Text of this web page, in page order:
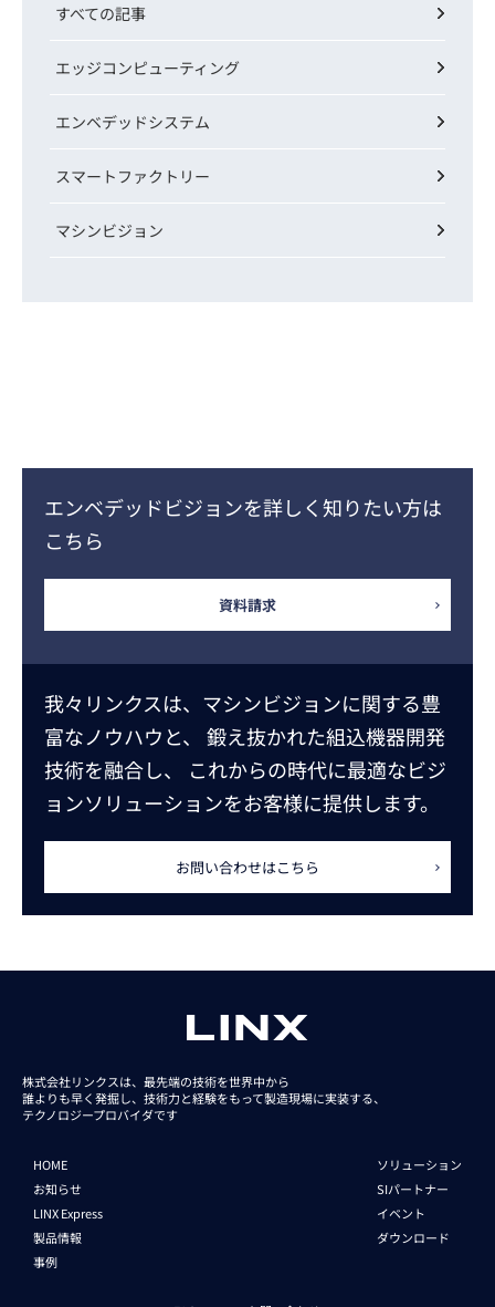
すべての記事
エッジコンピューティング
エンベデッドシステム
スマートファクトリー
マシンビジョン
エンベデッドビジョンを詳しく知りたい方は
こちら
資料請求
我々リンクスは、マシンビジョンに関する豊
富なノウハウと、
鍛え抜かれた組込機器開発
技術を融合し、
これからの時代に最適なビジ
ョンソリューションをお客様に提供します。
お問い合わせはこちら
株式会社リンクスは、最先端の技術を世界中から
誰よりも早く発掘し、技術力と経験をもって製造現場に実装する、
テクノロジープロバイダです
HOME
お知らせ
LINX Express
製品情報
事例
ソリューション
SIパートナー
イベント
ダウンロード